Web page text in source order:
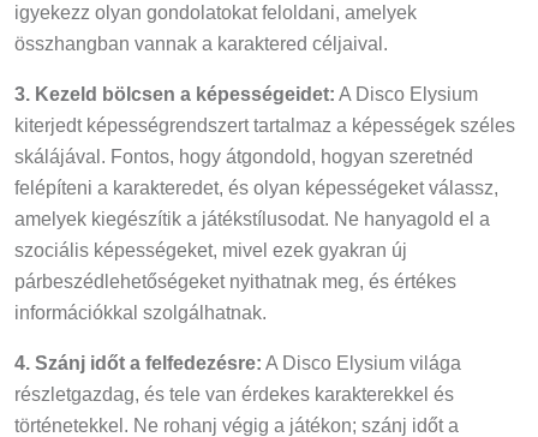
igyekezz olyan gondolatokat feloldani, amelyek
összhangban vannak a karaktered céljaival.
3. Kezeld bölcsen a képességeidet: A Disco Elysium
kiterjedt képességrendszert tartalmaz a képességek széles
skálájával. Fontos, hogy átgondold, hogyan szeretnéd
felépíteni a karakteredet, és olyan képességeket válassz,
amelyek kiegészítik a játékstílusodat. Ne hanyagold el a
szociális képességeket, mivel ezek gyakran új
párbeszédlehetőségeket nyithatnak meg, és értékes
információkkal szolgálhatnak.
4. Szánj időt a felfedezésre: A Disco Elysium világa
részletgazdag, és tele van érdekes karakterekkel és
történetekkel. Ne rohanj végig a játékon; szánj időt a